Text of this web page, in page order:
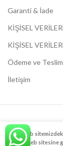
Garanti & İade
KİŞİSEL
KİŞİSEL
Ödeme ve
İletişim
TOPRAK KOKULU
Web
web sitesine